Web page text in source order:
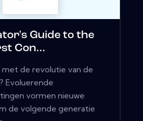
Guide to the
Con...
de revolutie van de
Evoluerende
vormen nieuwe
de volgende generatie